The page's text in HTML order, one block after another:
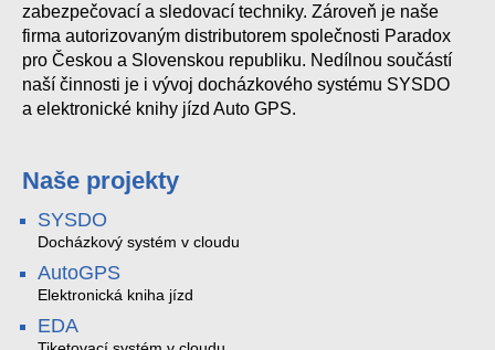
zabezpečovací a sledovací techniky. Zároveň je naše
firma autorizovaným distributorem společnosti Paradox
pro Českou a Slovenskou republiku. Nedílnou součástí
naší činnosti je i vývoj docházkového systému SYSDO
a elektronické knihy jízd Auto GPS.
Naše projekty
SYSDO
Docházkový systém v cloudu
AutoGPS
Elektronická kniha jízd
EDA